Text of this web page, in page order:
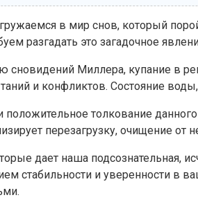
в мир снов, который
разгадать это загадочное
сновидений Миллера, купание в
и конфликтов. Состояние
положительное толкование
перезагрузку, очищение от
дает наша подсознательная,
стабильности и уверенности в